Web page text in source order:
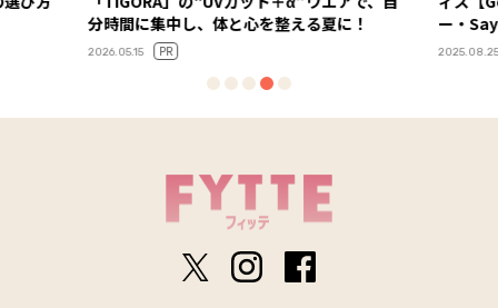
分時間に集中し、体と心を整える夏に！
2026.05.15 PR
ー・Sayaさ
2025.08.25